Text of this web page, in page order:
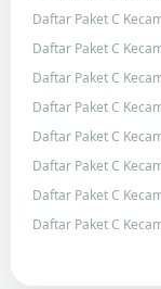
Daftar Paket C
Daftar Paket C
Daftar Paket C
Daftar Paket C
Daftar Paket C
Daftar Paket C
Daftar Paket C
Daftar Paket C